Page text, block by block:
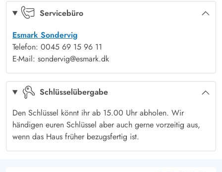
Servicebüro
Esmark Sondervig
Telefon: 0045 69 15 96 11
E-Mail: sondervig@esmark.dk
Schlüsselübergabe
Den Schlüssel könnt ihr ab 15.00 Uhr abholen. Wir
händigen euren Schlüssel aber auch gerne vorzeitig aus,
wenn das Haus früher bezugsfertig ist.